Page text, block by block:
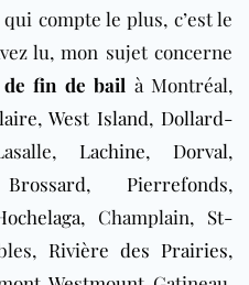
qui compte le plus, c’est le
lu, mon sujet concerne
de fin de bail à Montréal,
, West Island, Dollard-
Lachine, Dorval,
Brossard,Pierrefonds,
, Champlain, St-
Rivière des Prairies,